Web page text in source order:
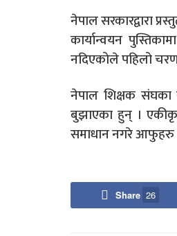
नेपाल सरकारद्वारा
कार्यान्वयन
नदिएकोले पहिलो
नेपाल शिक्षक संघका
बुझाएका हुन् ।
समाधान नगरे आफुहरु
Share 26